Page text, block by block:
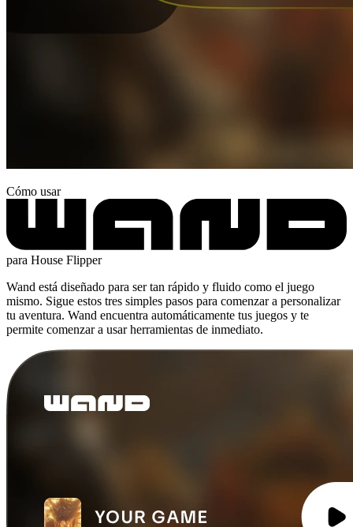
Cómo usar
para House Flipper
Wand está diseñado para ser tan rápido y fluido como el juego
mismo. Sigue estos tres simples pasos para comenzar a personalizar
tu aventura. Wand encuentra automáticamente tus juegos y te
permite comenzar a usar herramientas de inmediato.